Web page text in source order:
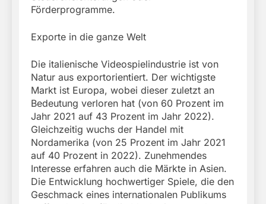
Förderprogramme.
Exporte in die ganze Welt
Die italienische Videospielindustrie ist von
Natur aus exportorientiert. Der wichtigste
Markt ist Europa, wobei dieser zuletzt an
Bedeutung verloren hat (von 60 Prozent im
Jahr 2021 auf 43 Prozent im Jahr 2022).
Gleichzeitig wuchs der Handel mit
Nordamerika (von 25 Prozent im Jahr 2021
auf 40 Prozent in 2022). Zunehmendes
Interesse erfahren auch die Märkte in Asien.
Die Entwicklung hochwertiger Spiele, die den
Geschmack eines internationalen Publikums